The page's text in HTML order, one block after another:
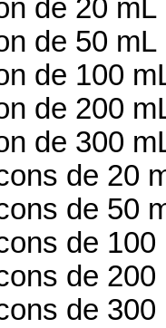
de 20 mL
de 50 mL
de 100
de 200
de 300
de 20
de 50
de 100
de 200
de 300